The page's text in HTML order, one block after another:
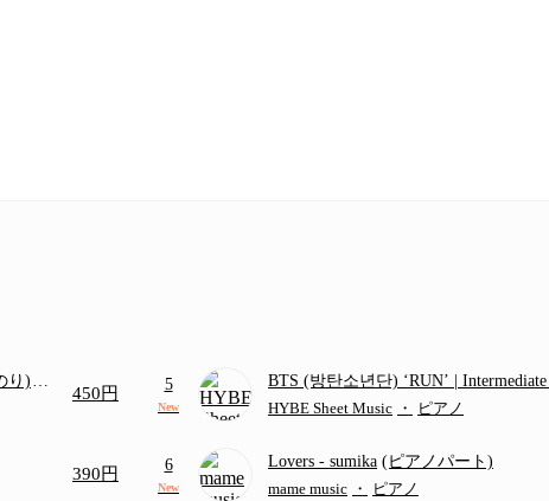
り)
ち
450円
390円
5
New
BTS (방탄소년단) ‘RUN’ |
HYBE Sheet Music ・ ピアノ
6
New
Lovers - sumika (ピアノパート)
mame music ・ ピアノ